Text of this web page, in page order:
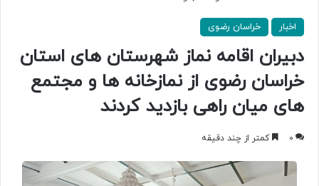
اخبار خراسان رضوی
دبیران اقامه نماز شهرستان های استان
خراسان رضوی از نمازخانه ها و مجتمع
های میان راهی بازدید کردند
0 کمتر از چند دقیقه